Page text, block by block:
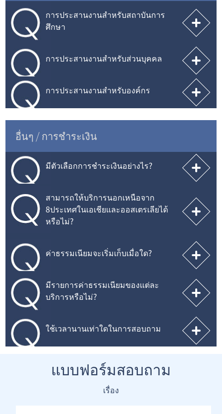
การประสานงานสำหรับสถาบันการ
ศึกษา
การประสานงานสำหรับส่วนบุคคล
การประสานงานสำหรับองค์กร
อื่นๆ / การชำระเงิน
มีตัวเลือกการชำระเงินอย่างไร?
สามารถให้บริการนอกเหนือจาก
8ประเทศในเอเชียและออสเตรเลียได้
หรือไม่?
ค่าธรรมเนียมจะเริ่มเก็บเมื่อใด?
มีรายการค่าธรรมเนียมของแต่ละ
บริการหรือไม่?
ใช้เวลานานเท่าใดในการสอบถาม
แบบฟอร์มสอบถาม
เรื่อง